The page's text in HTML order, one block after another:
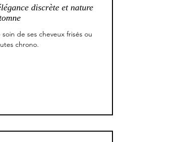
discrète et nature
de ses cheveux frisés ou
chrono.